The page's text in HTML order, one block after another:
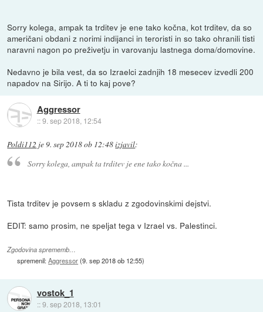
Sorry kolega, ampak ta trditev je ene tako kočna, kot trditev, da so
američani obdani z norimi indijanci in teroristi in so tako ohranili tisti
naravni nagon po preživetju in varovanju lastnega doma/domovine.
Nedavno je bila vest, da so Izraelci zadnjih 18 mesecev izvedli 200
napadov na Sirijo. A ti to kaj pove?
Aggressor
::9. sep 2018, 12:54
Poldi112 je9. sep 2018 ob 12:48izjavil:
Sorry kolega, ampak ta trditev je ene tako kočna ...
Tista trditev je povsem s skladu z zgodovinskimi dejstvi.
EDIT: samo prosim, ne speljat tega v Izrael vs. Palestinci.
Zgodovina sprememb…
spremenil:Aggressor(9. sep 2018 ob 12:55)
vostok_1
::9. sep 2018, 13:01